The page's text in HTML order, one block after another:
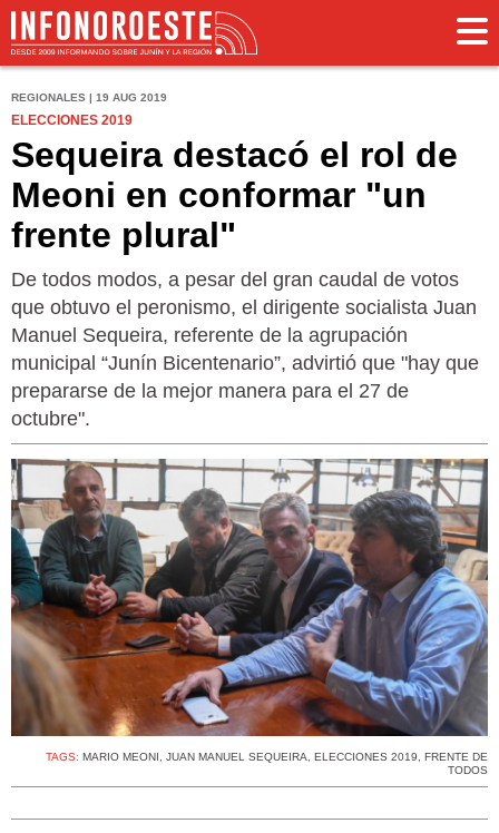
REGIONALES | 19 AUG 2019
ELECCIONES 2019
Sequeira destacó el rol de
Meoni en conformar "un
frente plural"
De todos modos, a pesar del gran caudal de votos
que obtuvo el peronismo, el dirigente socialista Juan
Manuel Sequeira, referente de la agrupación
municipal “Junín Bicentenario”, advirtió que "hay que
prepararse de la mejor manera para el 27 de
octubre".
TAGS: MARIO MEONI , JUAN MANUEL SEQUEIRA, ELECCIONES 2019, FRENTE DE
TODOS